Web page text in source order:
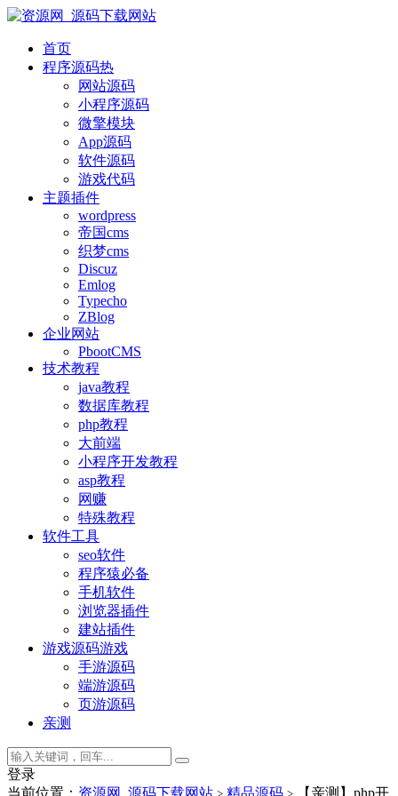
首页
程序源码热
网站源码
小程序源码
微擎模块
App源码
软件源码
游戏代码
主题插件
wordpress
帝国cms
织梦cms
Discuz
Emlog
Typecho
ZBlog
企业网站
PbootCMS
技术教程
java教程
数据库教程
php教程
大前端
小程序开发教程
asp教程
网赚
特殊教程
软件工具
seo软件
程序猿必备
手机软件
浏览器插件
建站插件
游戏源码游戏
手游源码
端游源码
页游源码
亲测
登录
当前位置： 资源网_源码下载网站 精品源码 【亲测】php开